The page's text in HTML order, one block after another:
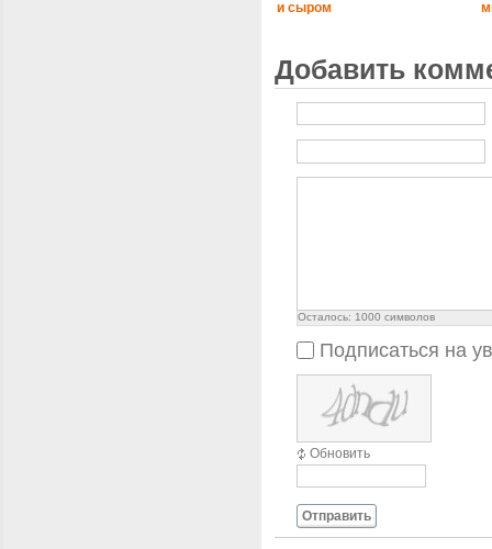
и сыром
Добавить
Осталось: 1000 символов
Подписаться на
Обновить
Отправить